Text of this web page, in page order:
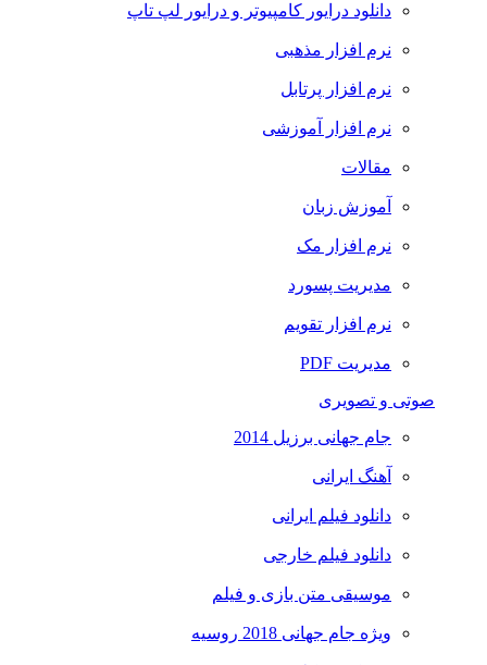
دانلود درایور کامپیوتر و درایور لپ تاپ
نرم افزار مذهبی
نرم افزار پرتابل
نرم افزار آموزشی
مقالات
آموزش زبان
نرم افزار مک
مدیریت پسورد
نرم افزار تقویم
مدیریت PDF
صوتی و تصویری
جام جهانی برزیل 2014
آهنگ ایرانی
دانلود فیلم ایرانی
دانلود فیلم خارجی
موسیقی متن بازی و فیلم
ویژه جام جهانی 2018 روسیه